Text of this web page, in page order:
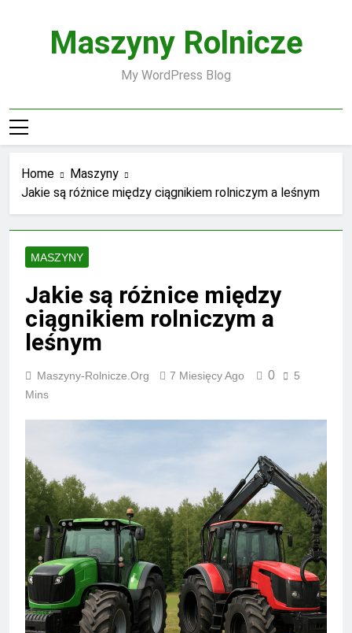
Maszyny Rolnicze
My WordPress Blog
Home
Maszyny
Jakie są różnice między ciągnikiem rolniczym a leśnym
MASZYNY
Jakie są różnice między
ciągnikiem rolniczym a
leśnym
Maszyny-Rolnicze.org 7 Miesięcy Ago 0
5
Mins